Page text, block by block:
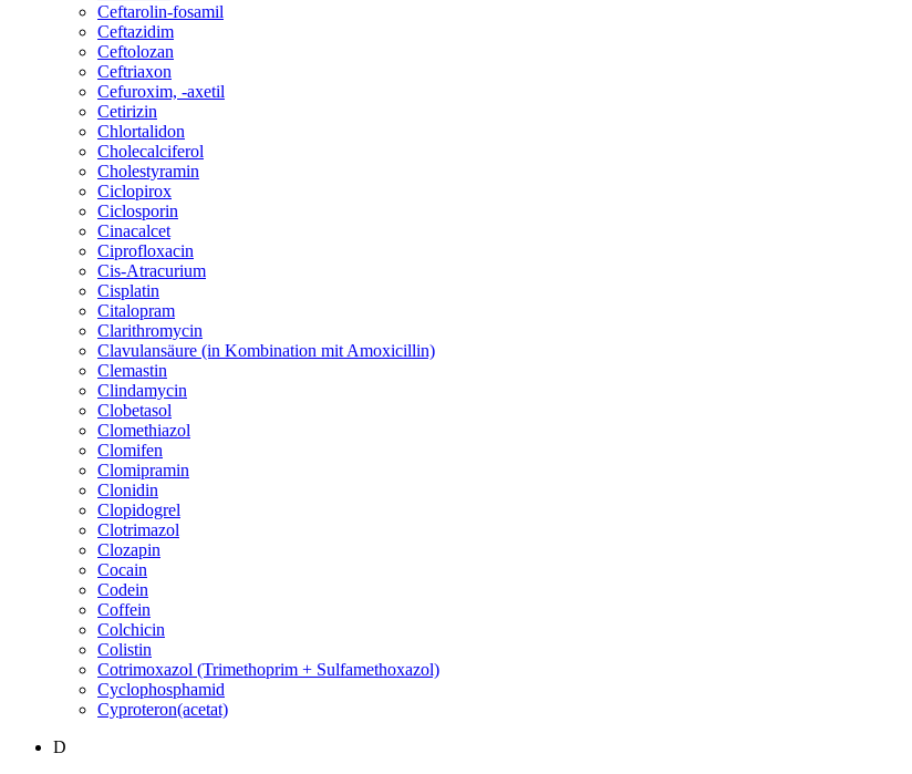
Ceftarolin-fosamil
Ceftazidim
Ceftolozan
Ceftriaxon
Cefuroxim, -axetil
Cetirizin
Chlortalidon
Cholecalciferol
Cholestyramin
Ciclopirox
Ciclosporin
Cinacalcet
Ciprofloxacin
Cis-Atracurium
Cisplatin
Citalopram
Clarithromycin
Clavulansäure (in Kombination mit Amoxicillin)
Clemastin
Clindamycin
Clobetasol
Clomethiazol
Clomifen
Clomipramin
Clonidin
Clopidogrel
Clotrimazol
Clozapin
Cocain
Codein
Coffein
Colchicin
Colistin
Cotrimoxazol (Trimethoprim + Sulfamethoxazol)
Cyclophosphamid
Cyproteron(acetat)
D